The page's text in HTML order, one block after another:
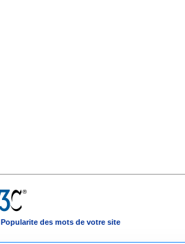
Popularite des mots de votre site